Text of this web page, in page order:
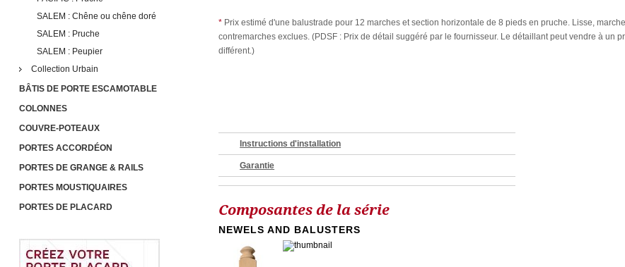
SALEM : Chêne ou chêne doré
SALEM : Pruche
SALEM : Peupier
Collection Urbain
BÂTIS DE PORTE ESCAMOTABLE
COLONNES
COUVRE-POTEAUX
PORTES ACCORDÉON
PORTES DE GRANGE & RAILS
PORTES MOUSTIQUAIRES
PORTES DE PLACARD
* Prix estimé d'une balustrade pour 12 marches et section horizontale de 8 pieds en pruche. Lisse,
contremarches exclues. (PDSF : Prix de détail suggéré par le fournisseur. Le détaillant peut vendre à un
différent.)
Instructions d'installation
Garantie
Composantes de la série
NEWELS AND BALUSTERS